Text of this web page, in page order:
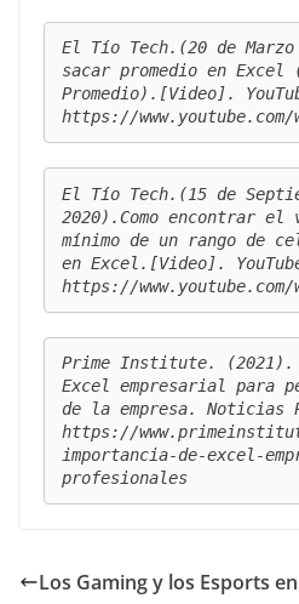
El Tío Tech.(20 de
sacar promedio en Excel
Promedio) .[Video].
El Tío Tech.(15 de
2020).Como encontrar el
mínimo de un rango de
en Excel .[Video].
https://www.youtube.com/
Prime Institute. (2021).
Excel empresarial para
de la empresa.
Noticias
https://
importancia-de-excel-
profesionales
Los Gaming y los Esports